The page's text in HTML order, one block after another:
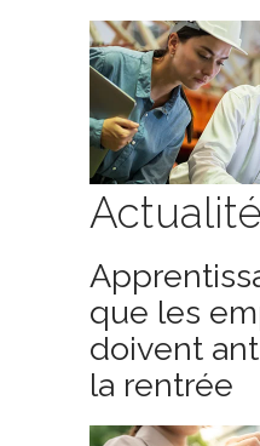
que les
doivent
la rentrée